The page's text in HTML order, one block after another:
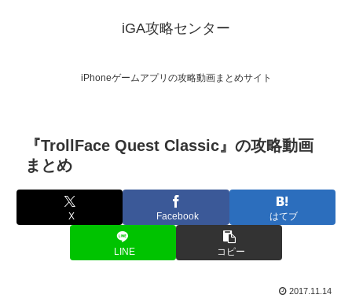
iGA攻略センター
iPhoneゲームアプリの攻略動画まとめサイト
『TrollFace Quest Classic』の攻略動画
まとめ
X Facebook はてブ
LINE コピー
2017.11.14